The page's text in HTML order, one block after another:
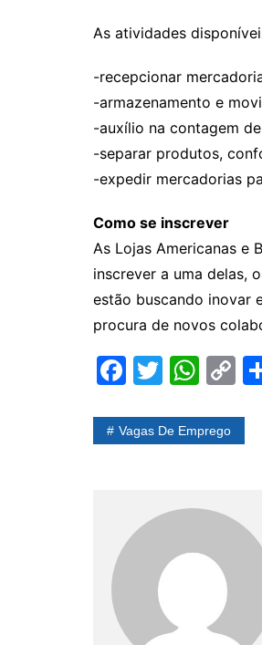
As atividades
-recepcionar
-armazenamento e
-auxílio na contagem
-separar produtos,
-expedir mercadorias
Como se inscrever
As Lojas Americanas e
inscrever a uma delas,
estão buscando inovar
procura de novos
F
c
o
o
T
itt
W
at
p
p
C
p
n
Vagas De Emprego